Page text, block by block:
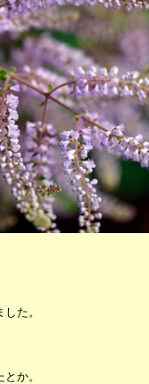
た。
か。